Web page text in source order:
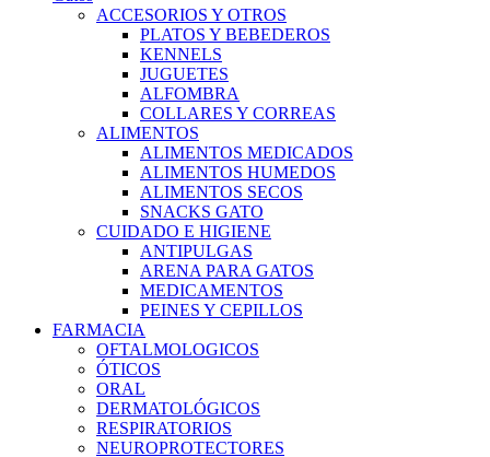
ACCESORIOS Y OTROS
PLATOS Y BEBEDEROS
KENNELS
JUGUETES
ALFOMBRA
COLLARES Y CORREAS
ALIMENTOS
ALIMENTOS MEDICADOS
ALIMENTOS HUMEDOS
ALIMENTOS SECOS
SNACKS GATO
CUIDADO E HIGIENE
ANTIPULGAS
ARENA PARA GATOS
MEDICAMENTOS
PEINES Y CEPILLOS
FARMACIA
OFTALMOLOGICOS
ÓTICOS
ORAL
DERMATOLÓGICOS
RESPIRATORIOS
NEUROPROTECTORES